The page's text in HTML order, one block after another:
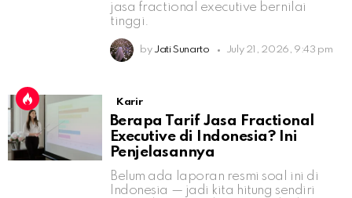
jasa fractional executive bernilai
tinggi.
by Jati Sunarto July 21, 2026, 9:43 pm
Karir
Berapa Tarif Jasa Fractional
Executive di Indonesia? Ini
Penjelasannya
Belum ada laporan resmi soal ini di
Indonesia — jadi kita hitung sendiri